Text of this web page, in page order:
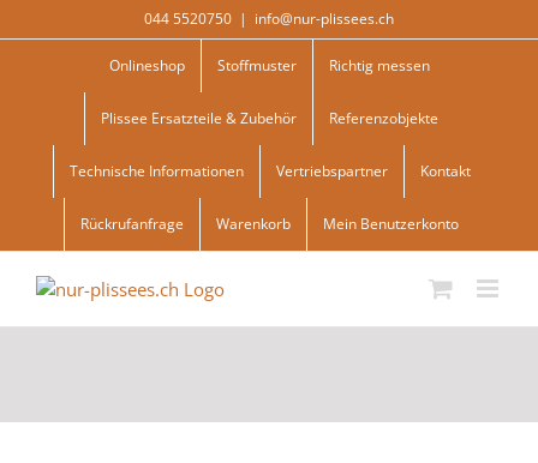
to
044 5520750 | info@nur-plissees.ch
Onlineshop Stoffmuster Richtig messen
Plissee Ersatzteile & Zubehör Referenzobjekte
Technische Informationen Vertriebspartner Kontakt
Rückrufanfrage Warenkorb Mein Benutzerkonto